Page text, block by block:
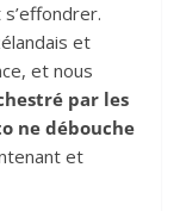
et
et nous
par les
ne débouche
et